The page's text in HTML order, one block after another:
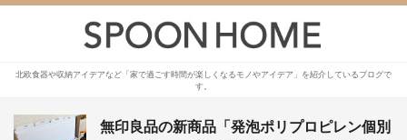
北欧食器や収納アイデアなど「家で過ごす時間が楽しくなるモノやアイデア」を紹介しているブログで
す。
無印良品の新商品「発泡ポリプロピレン個別